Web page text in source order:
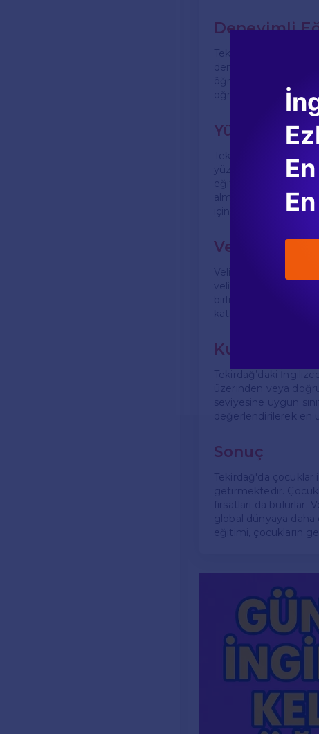
Deneyimli
Tekirdağ'daki
deneyimlidirler.
öğrenme süreçlerini
öğretim tekniklerini
Yüz Yüze ve
Tekirdağ’daki
yüze eğitimlerde,
eğitim ise, özellikle
almasına olanak
için farklı avantajlar
Velilere
Velilerin,
velilere çocuklarının
birlikte İngilizce
katkıda bulunabilir.
Kurslara
Tekirdağ’daki
üzerinden veya
seviyesine uygun
değerlendirilerek en
Sonuç
Tekirdağ'da çocuklar
getirmektedir.
fırsatları da
global dünyaya daha
eğitimi, çocukların